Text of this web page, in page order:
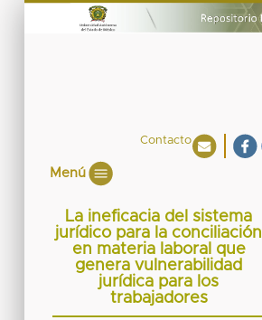
Contacto
Menú
La ineficacia del sistema
jurídico para la conciliación
en materia laboral que
genera vulnerabilidad
jurídica para los
trabajadores